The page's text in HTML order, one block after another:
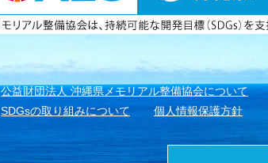
公益財団法人 沖縄県メモリアル整備協会について
SDGsの取り組みについて
個人情報保護方針